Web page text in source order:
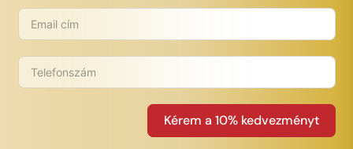
Kérem a 10% kedvezményt